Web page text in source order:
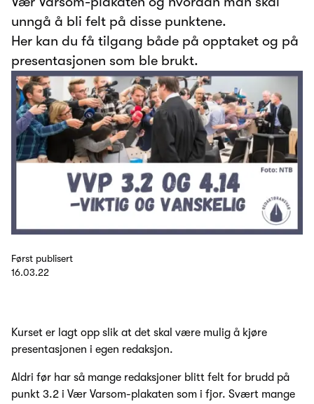
unngå å bli felt på disse punktene.
Her kan du få tilgang både på opptaket og på
presentasjonen som ble brukt.
Først publisert
16.03.22
Kurset er lagt opp slik at det skal være mulig å kjøre
presentasjonen i egen redaksjon.
Aldri før har så mange redaksjoner blitt felt for brudd på
punkt 3.2 i Vær Varsom-plakaten som i fjor. Svært mange